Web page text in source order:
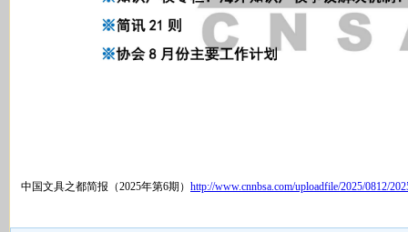
中国文具之都简报（2025年第6期） http://www.cnnbsa.com/uploadfile/2025/0812/